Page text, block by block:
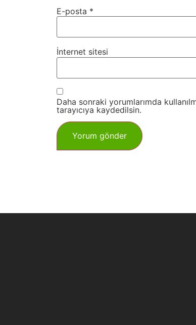
E-posta *
İnternet sitesi
Daha sonraki yorumlarımda
tarayıcıya kaydedilsin.